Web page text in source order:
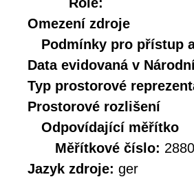
Omezení zdroje
Podmínky pro přístup
Data evidovaná v
Typ prostorové
Prostorové rozlišení
Odpovídající měřítko
Měřítkové číslo: 2880
Jazyk zdroje: ger